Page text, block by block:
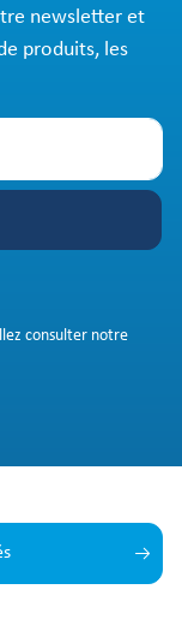
newsletter et
produits, les
consulter notre